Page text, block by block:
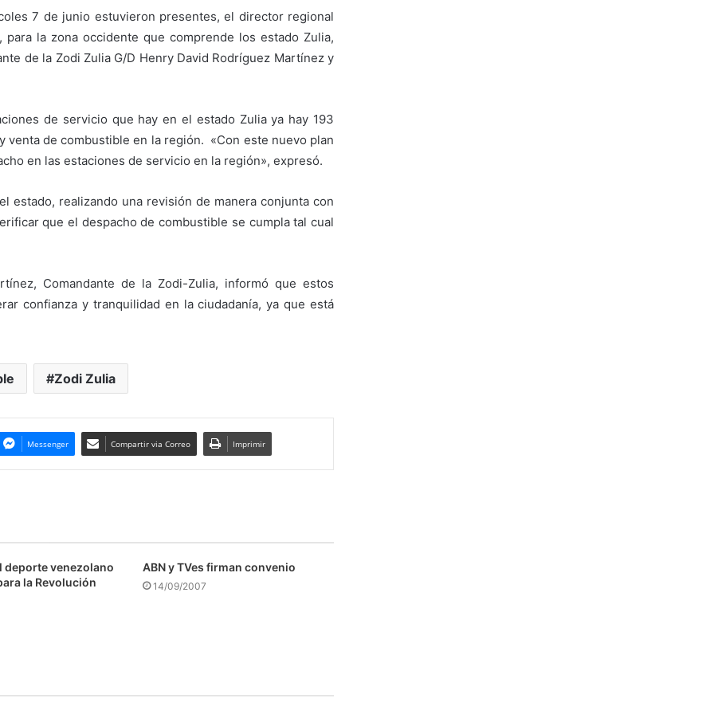
7 de junio estuvieron presentes, el director regional
la zona occidente que comprende los estado Zulia,
de la Zodi Zulia G/D Henry David Rodríguez Martínez y
de servicio que hay en el estado Zulia ya hay 193
venta de combustible en la región. «Con este nuevo plan
en las estaciones de servicio en la región», expresó.
estado, realizando una revisión de manera conjunta con
que el despacho de combustible se cumpla tal cual
Comandante de la Zodi-Zulia, informó que estos
confianza y tranquilidad en la ciudadanía, ya que está
Zodi Zulia
Messenger Compartir via Correo Imprimir
deporte venezolano
la Revolución
ABN y TVes firman convenio
14/09/2007